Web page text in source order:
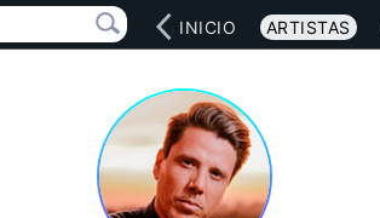
INICIO ARTISTAS